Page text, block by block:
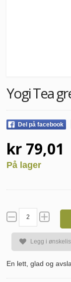
Yogi Tea
Del på facebook
kr 79,01
På lager
Legg i
En lett, glad og